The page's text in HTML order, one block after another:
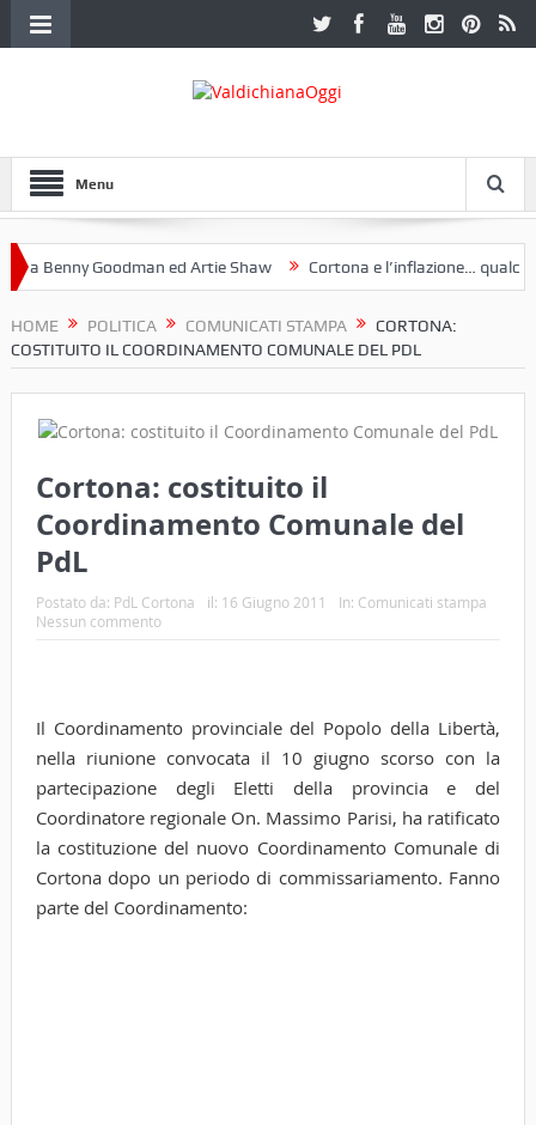
Menu
Benny Goodman ed Artie Shaw Cortona e l’inflazione… qualche
HOME POLITICA COMUNICATI STAMPA
CORTONA:
COSTITUITO IL COORDINAMENTO COMUNALE DEL PDL
Cortona: costituito il
Coordinamento Comunale del
PdL
Postato da: PdL Cortona il: 16 Giugno 2011 In: Comunicati stampa
Nessun commento
Il Coordinamento provinciale del Popolo della Libertà,
nella riunione convocata il 10 giugno scorso con la
partecipazione degli Eletti della provincia e del
Coordinatore regionale On. Massimo Parisi, ha ratificato
la costituzione del nuovo Coordinamento Comunale di
Cortona dopo un periodo di commissariamento. Fanno
parte del Coordinamento: